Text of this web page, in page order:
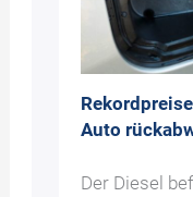
Auto
Der Diesel